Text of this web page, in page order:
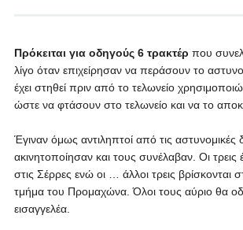
Πρόκειται για οδηγούς 6 τρακτέρ που
λίγο όταν επιχείρησαν να περάσουν το
έχει στηθεί πριν από το τελωνείο
ώστε να φτάσουν στο τελωνείο και να το
Έγιναν όμως αντιληπτοί από τις αστυνομικές
ακινητοποίησαν και τους συνέλαβαν. Οι τρεις
στις Σέρρες ενώ οι … άλλοι τρεις βρίσκονται
τμήμα του Προμαχώνα. Όλοι τους αύριο θα
εισαγγελέα.